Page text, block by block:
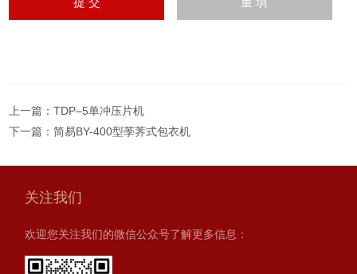
上一篇：TDP–5单冲压片机
下一篇：简易BY-400型荸荠式包衣机
关注我们
欢迎您关注我们的微信公众号了解更多信息：